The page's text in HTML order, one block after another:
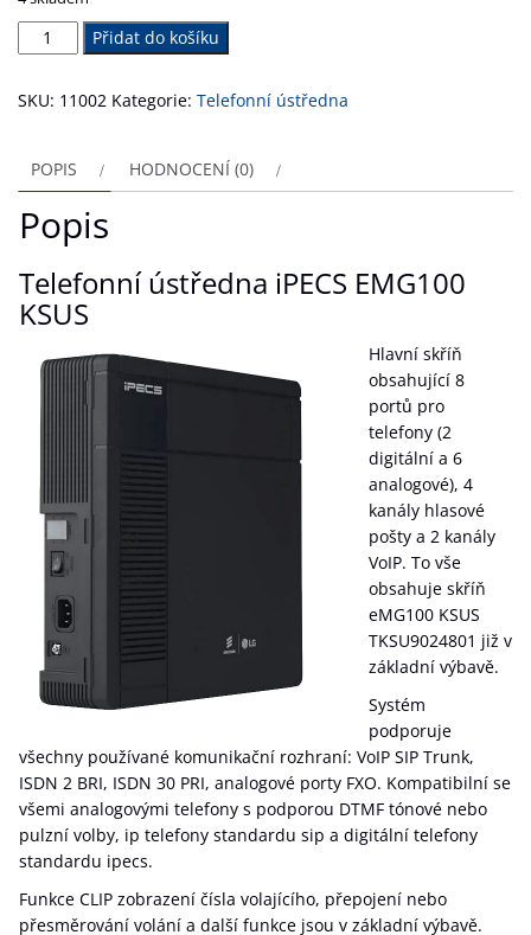
iPECS
eMG100
množství
Přidat do košíku
SKU: 11002 Kategorie: Telefonní ústředna
POPIS HODNOCENÍ (0)
Popis
Telefonní ústředna iPECS EMG100
KSUS
Hlavní skříň
obsahující 8
portů pro
telefony (2
digitální a 6
analogové), 4
kanály hlasové
pošty a 2 kanály
VoIP. To vše
obsahuje skříň
eMG100 KSUS
TKSU9024801 již v
základní výbavě.
Systém
podporuje
všechny používané komunikační rozhraní: VoIP SIP Trunk,
ISDN 2 BRI, ISDN 30 PRI, analogové porty FXO. Kompatibilní se
všemi analogovými telefony s podporou DTMF tónové nebo
pulzní volby, ip telefony standardu sip a digitální telefony
standardu ipecs.
Funkce CLIP zobrazení čísla volajícího, přepojení nebo
přesměrování volání a další funkce jsou v základní výbavě.